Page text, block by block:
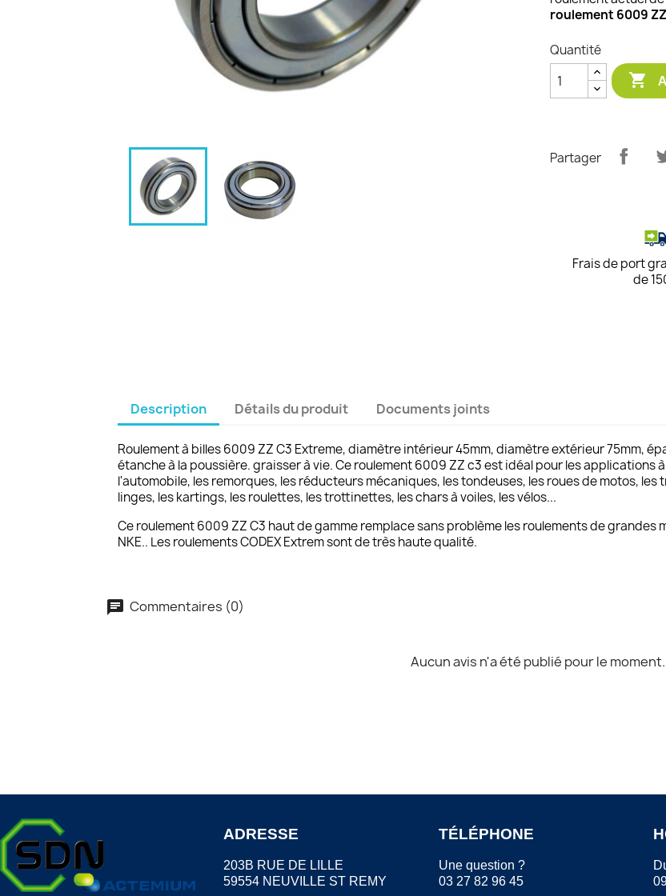
roulement 6009
Quantité

Partager
Frais de port
de
Description Détails du produit Documents joints
Roulement à billes 6009 ZZ C3 Extreme, diamètre intérieur 45mm, diamètre extérieur 75mm,
étanche à la poussière. graisser à vie. Ce roulement 6009 ZZ c3 est idéal pour les applications
l'automobile, les remorques, les réducteurs mécaniques, les tondeuses, les roues de motos,
linges, les kartings, les roulettes, les trottinettes, les chars à voiles, les vélos...
Ce roulement 6009 ZZ C3 haut de gamme remplace sans problème les roulements de grandes
NKE.. Les roulements CODEX Extrem sont de très haute qualité.
Commentaires (0)
Aucun avis n'a été publié pour le moment.
ADRESSE
203B RUE DE LILLE
59554 NEUVILLE ST REMY
TÉLÉPHONE
Une question ?
03 27 82 96 45